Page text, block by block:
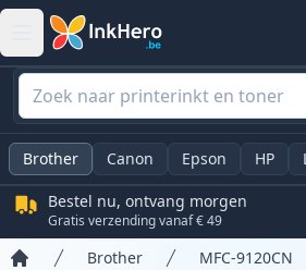
Brother Canon Epson HP
Bestel nu, ontvang morgen
Gratis verzending vanaf € 49
Brother MFC-9120CN